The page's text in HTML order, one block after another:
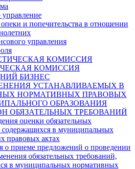
и попечительства в отношении
управления
КОМИССИЯ
КОМИССИЯ
БИЗНЕС
УСТАНАВЛИВАЕМЫХ В
НОРМАТИВНЫХ ПРАВОВЫХ
ОБРАЗОВАНИЯ
ОБЯЗАТЕЛЬНЫХ ТРЕБОВАНИЙ
оценки обязательных
содержащихся в муниципальных
правовых актах
о приеме предложений о проведении
обязательных требований,
в муниципальных нормативных